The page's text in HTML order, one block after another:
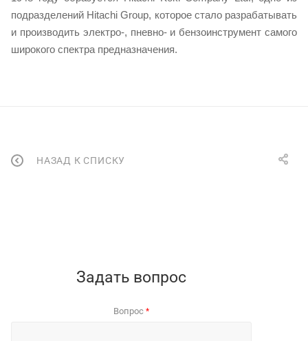
подразделений Hitachi Group, которое стало разрабатывать
и производить электро-, пневно- и бензоинструмент самого
широкого спектра предназначения.
НАЗАД К СПИСКУ
Задать вопрос
Вопрос *